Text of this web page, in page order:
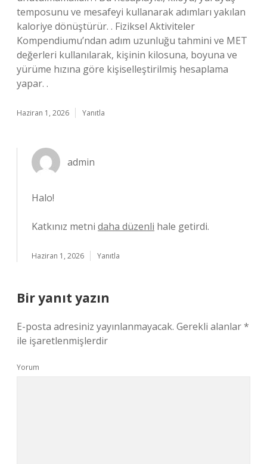
temposunu ve mesafeyi kullanarak adımları yakılan
kaloriye dönüştürür. . Fiziksel Aktiviteler
Kompendiumu’ndan adım uzunluğu tahmini ve MET
değerleri kullanılarak, kişinin kilosuna, boyuna ve
yürüme hızına göre kişiselleştirilmiş hesaplama
yapar. .
Haziran 1, 2026 Yanıtla
admin
Halo!
Katkınız metni daha düzenli hale getirdi.
Haziran 1, 2026 Yanıtla
Bir yanıt yazın
E-posta adresiniz yayınlanmayacak. Gerekli alanlar*
ile işaretlenmişlerdir
Yorum